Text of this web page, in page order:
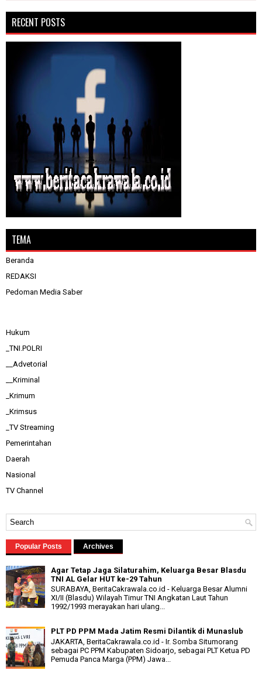
RECENT POSTS
TEMA
Beranda
REDAKSI
Pedoman Media Saber
Hukum
_TNI.POLRI
__Advetorial
__Kriminal
_Krimum
_Krimsus
_TV Streaming
Pemerintahan
Daerah
Nasional
TV Channel
Popular Posts Archives
Agar Tetap Jaga Silaturahim, Keluarga Besar Blasdu
TNI AL Gelar HUT ke-29 Tahun
SURABAYA, BeritaCakrawala.co.id - Keluarga Besar Alumni
XI/II (Blasdu) Wilayah Timur TNI Angkatan Laut Tahun
1992/1993 merayakan hari ulang...
PLT PD PPM Mada Jatim Resmi Dilantik di Munaslub
JAKARTA, BeritaCakrawala.co.id - Ir. Somba Situmorang
sebagai PC PPM Kabupaten Sidoarjo, sebagai PLT Ketua PD
Pemuda Panca Marga (PPM) Jawa...